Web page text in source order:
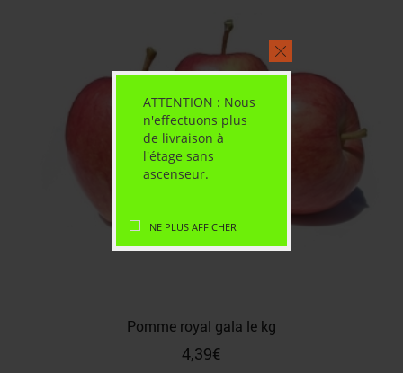
ATTENTION : Nous
n'effectuons plus
de livraison à
l'étage sans
ascenseur.
NE PLUS AFFICHER
Pomme royal gala le kg
4,39€